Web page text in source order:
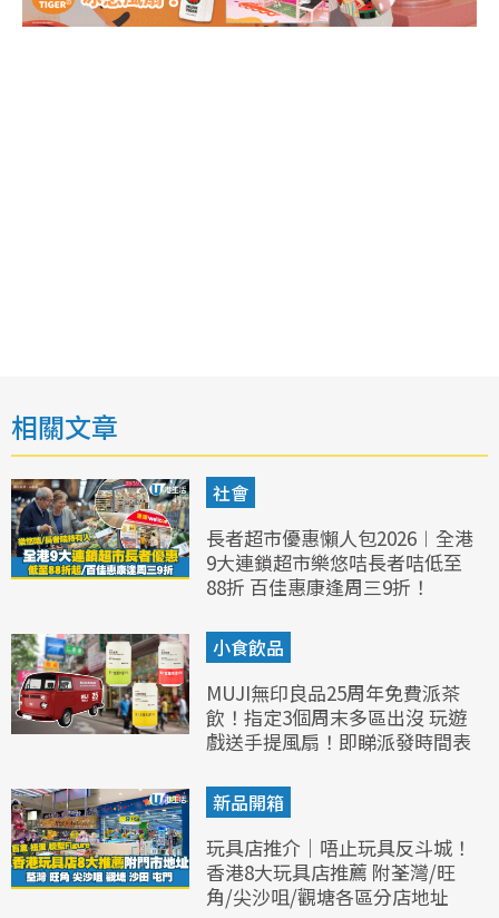
相關文章
社會
長者超市優惠懶人包2026︱全港
9大連鎖超市樂悠咭長者咭低至
88折 百佳惠康逢周三9折！
小食飲品
MUJI無印良品25周年免費派茶
飲！指定3個周末多區出沒 玩遊
戲送手提風扇！即睇派發時間表
新品開箱
玩具店推介｜唔止玩具反斗城！
香港8大玩具店推薦 附荃灣/旺
角/尖沙咀/觀塘各區分店地址